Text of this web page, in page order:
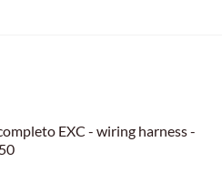
EXC - wiring harness -